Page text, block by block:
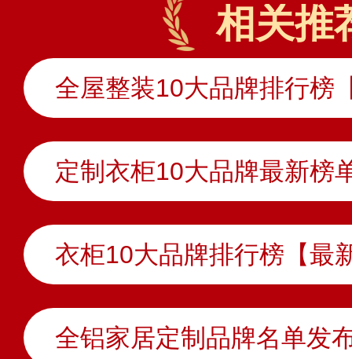
相关推
衣柜10大品牌排行榜【最